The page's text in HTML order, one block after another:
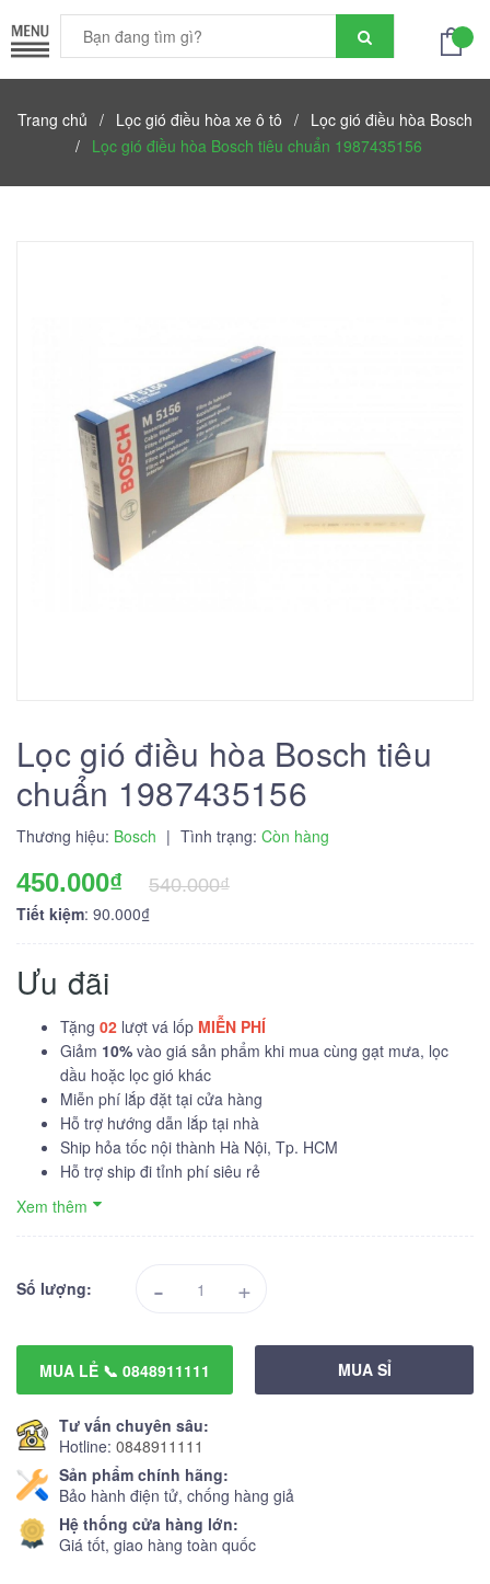
Trang chủ / Lọc gió điều hòa xe ô tô / Lọc gió điều hòa Bosch
/ Lọc gió điều hòa Bosch tiêu chuẩn 1987435156
Lọc gió điều hòa Bosch tiêu
chuẩn 1987435156
Thương hiệu: Bosch | Tình trạng: Còn hàng
450.000₫
540.000₫
Tiết kiệm: 90.000₫
Ưu đãi
Tặng 02 lượt vá lốp MIỄN PHÍ
Giảm 10% vào giá sản phẩm khi mua cùng gạt mưa, lọc
dầu hoặc lọc gió khác
Miễn phí lắp đặt tại cửa hàng
Hỗ trợ hướng dẫn lắp tại nhà
Ship hỏa tốc nội thành Hà Nội, Tp. HCM
Hỗ trợ ship đi tỉnh phí siêu rẻ
Xem thêm
Số lượng: - +
MUA LẺ 📞 0848911111 MUA SỈ
Tư vấn chuyên sâu:
Hotline: 0848911111
Sản phẩm chính hãng:
Bảo hành điện tử, chống hàng giả
Hệ thống cửa hàng lớn:
Giá tốt, giao hàng toàn quốc